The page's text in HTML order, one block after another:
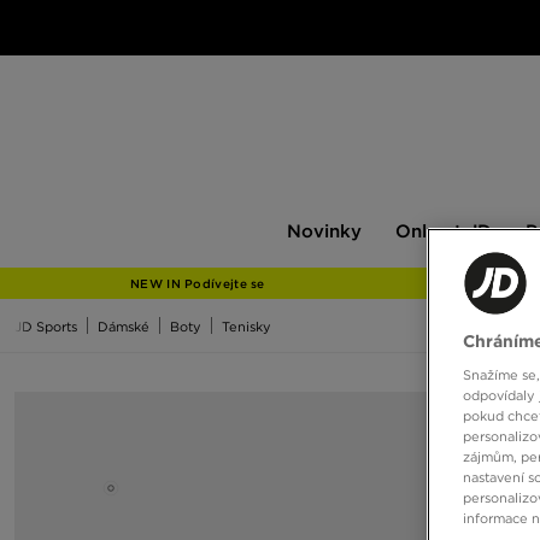
Novinky
JD
Only at JD
NEW IN Podívejte se
JD Sports Dámské Boty Tenisky
Snažíme
odpovídaly
pokud
zájmům,
nastavení
informace